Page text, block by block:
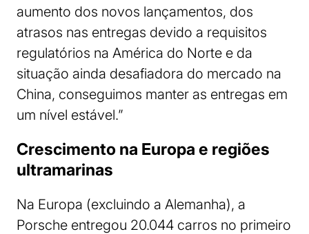
aumento dos novos lançamentos, dos
atrasos nas entregas devido a requisitos
regulatórios na América do Norte e da
situação ainda desafiadora do mercado na
China, conseguimos manter as entregas em
um nível estável.”
Crescimento na Europa e regiões
ultramarinas
Na Europa (excluindo a Alemanha), a
Porsche entregou 20.044 carros no primeiro